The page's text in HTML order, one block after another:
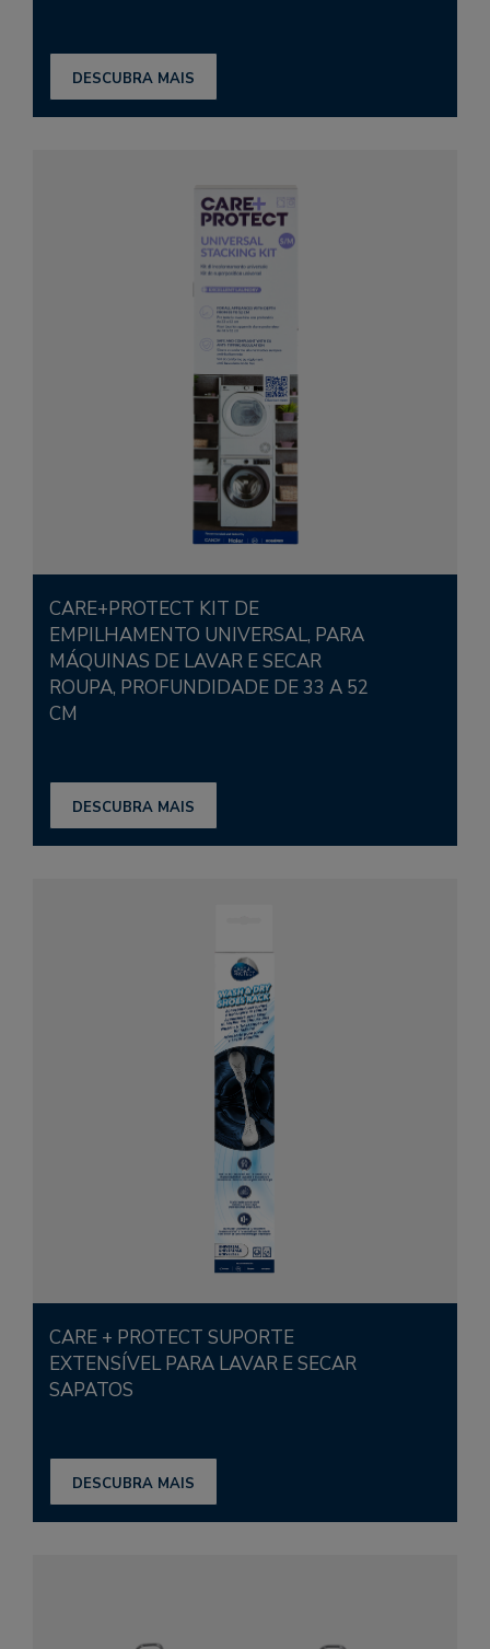
DESCUBRA MAIS
CARE+PROTECT KIT DE
EMPILHAMENTO UNIVERSAL, PARA
MÁQUINAS DE LAVAR E SECAR
ROUPA, PROFUNDIDADE DE 33 A 52
CM
DESCUBRA MAIS
CARE + PROTECT SUPORTE
EXTENSÍVEL PARA LAVAR E SECAR
SAPATOS
DESCUBRA MAIS